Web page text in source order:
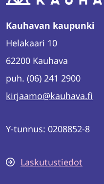
Kauhavan kaupunki
Helakaari 10
62200 Kauhava
puh. (06) 241 2900
kirjaamo@kauhava.fi
Y-tunnus: 0208852-8
Laskutustiedot